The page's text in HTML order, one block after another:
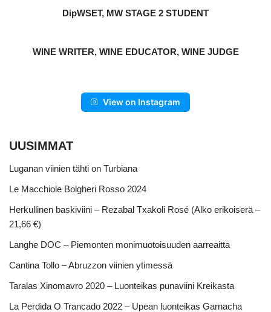
DipWSET, MW STAGE 2 STUDENT
WINE WRITER, WINE EDUCATOR, WINE JUDGE
View on Instagram
UUSIMMAT
Luganan viinien tähti on Turbiana
Le Macchiole Bolgheri Rosso 2024
Herkullinen baskiviini – Rezabal Txakoli Rosé (Alko erikoiserä –
21,66 €)
Langhe DOC – Piemonten monimuotoisuuden aarreaitta
Cantina Tollo – Abruzzon viinien ytimessä
Taralas Xinomavro 2020 – Luonteikas punaviini Kreikasta
La Perdida O Trancado 2022 – Upean luonteikas Garnacha